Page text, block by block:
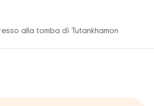
alla tomba di Tutankhamon